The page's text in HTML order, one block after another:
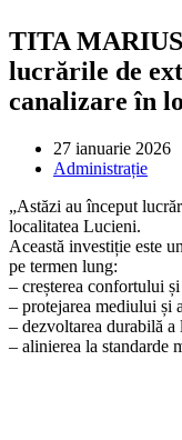
TITA
lucrările de
canalizare în
Post
published:
27 ianuarie 2026
Post
Administrație
„Astăzi au început
localitatea Lucieni.
Această investiție este
pe termen lung:
– creșterea confortului
– protejarea mediului și
– dezvoltarea durabilă a
– alinierea la standarde